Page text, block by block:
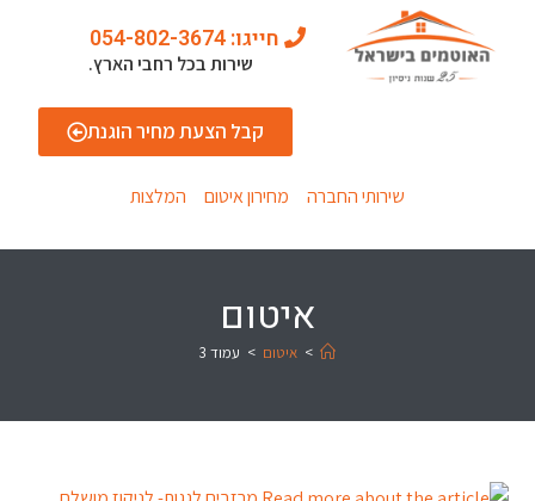
חייגו: 054-802-3674
שירות בכל רחבי הארץ.
קבל הצעת מחיר הוגנת
שירותי החברה מחירון איטום המלצות
איטום
> איטום > עמוד 3